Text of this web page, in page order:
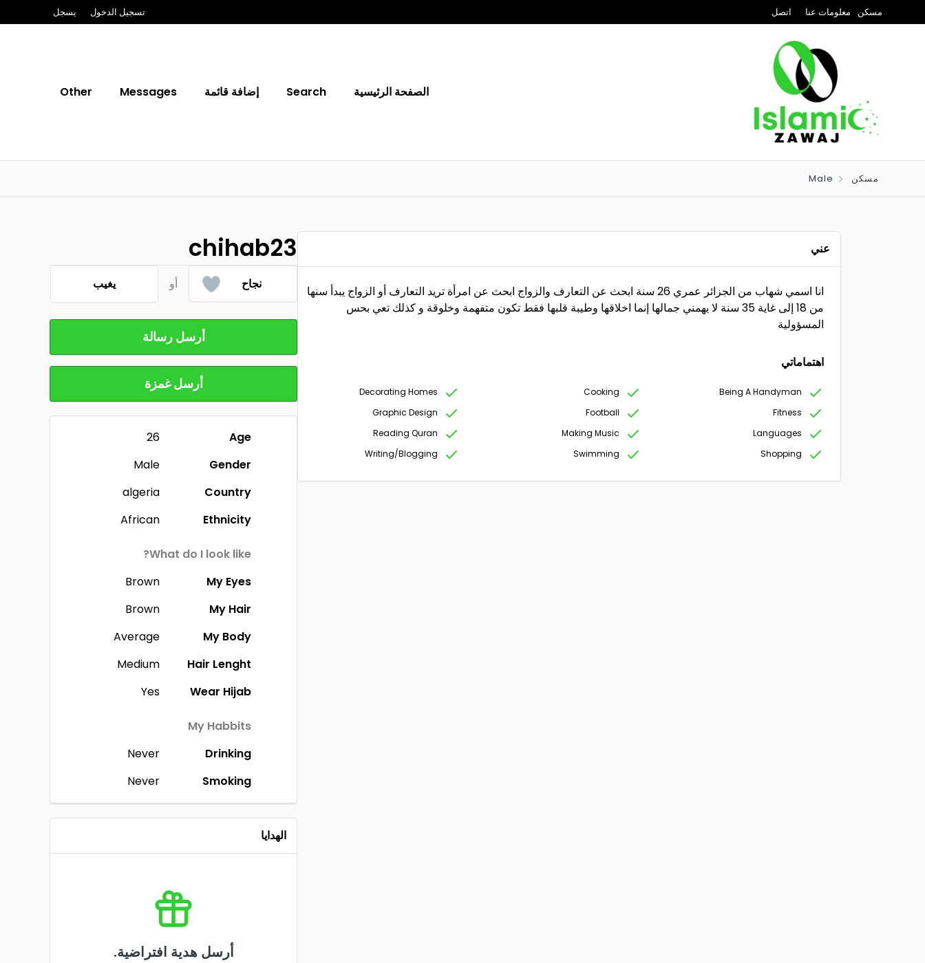
مسكن معلومات عنا اتصل تسجيل الدخول يسجل
الصفحة الرئيسية Search إضافة قائمة Messages
Other
مسكن Male
عني
انا اسمي شهاب من الجزائر عمري 26 سنة ابحث عن التعارف والزواج ابحث عن امرأة تريد التعارف أو الزواج يبدأ سنها
من 18 إلى غاية 35 سنة لا يهمني جمالها إنما اخلاقها وطيبة قلبها فقط تكون متفهمة وخلوقة و كذلك تعي بحس
المسؤولية
اهتماماتي
Being A Handyman
Cooking
Decorating Homes
Fitness
Football
Graphic Design
Languages
Making Music
Reading Quran
Shopping
Swimming
Writing/Blogging
chihab23
نجاح أو يغيب
أرسل رسالة
أرسل غمزة
Age
26
Gender
Male
Country
algeria
Ethnicity
African
What do I look like?
My Eyes
Brown
My Hair
Brown
My Body
Average
Hair Lenght
Medium
Wear Hijab
Yes
My Habbits
Drinking
Never
Smoking
Never
الهدايا
أرسل هدية افتراضية.